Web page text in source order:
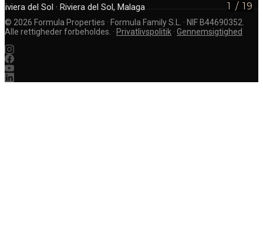
Riviera del Sol · Riviera del Sol, Malaga 1 / 19
© 2026 Formula Properties · Formula Family S.L. · NIF B44690352.
Alle rettigheder forbeholdes. · Privatlivspolitik · Gennemsigtighed